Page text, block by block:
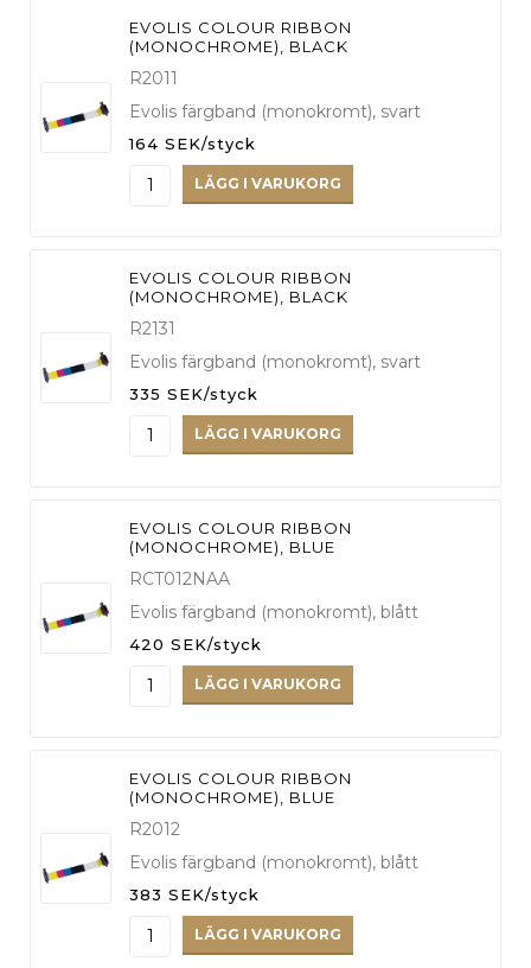
EVOLIS COLOUR RIBBON
(MONOCHROME), BLACK
R2011
Evolis färgband (monokromt), svart
164 SEK/styck
LÄGG I VARUKORG
EVOLIS COLOUR RIBBON
(MONOCHROME), BLACK
R2131
Evolis färgband (monokromt), svart
335 SEK/styck
LÄGG I VARUKORG
EVOLIS COLOUR RIBBON
(MONOCHROME), BLUE
RCT012NAA
Evolis färgband (monokromt), blått
420 SEK/styck
LÄGG I VARUKORG
EVOLIS COLOUR RIBBON
(MONOCHROME), BLUE
R2012
Evolis färgband (monokromt), blått
383 SEK/styck
LÄGG I VARUKORG